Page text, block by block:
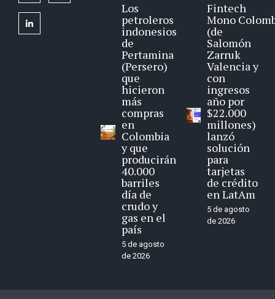
linkedin
Los
petroleros
indonesios
de
Pertamina
(Persero)
que
hicieron
más
compras
en
Colombia
y que
producirán
40.000
barriles
día de
crudo y
gas en el
país
5 de agosto
de 2026
Fintech
Mono
(de
Salomón
Zarruk
Valencia y
con
ingresos
año por
$22.000
millones)
lanzó
solución
para
tarjetas
de crédito
en LatAm
5 de agosto
de 2026